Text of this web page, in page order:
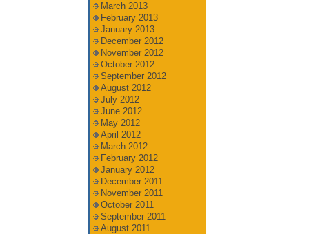
March 2013
February 2013
January 2013
December 2012
November 2012
October 2012
September 2012
August 2012
July 2012
June 2012
May 2012
April 2012
March 2012
February 2012
January 2012
December 2011
November 2011
October 2011
September 2011
August 2011